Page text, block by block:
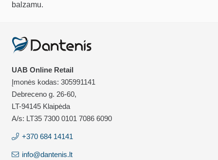
balzamu.
UAB Online Retail
Įmonės kodas: 305991141
Debreceno g. 26-60,
LT-94145 Klaipėda
A/s: LT35 7300 0101 7086 6090
+370 684 14141
info@dantenis.lt